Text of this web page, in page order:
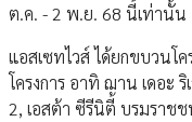
ต.ค. - 2 พ.ย. 68 นี้เท่านั้น
แอสเซทไวส์ ได้ยกขบวนโ
โครงการ อาทิ ฌาน เดอะ
2, เอสต้า ซีรีนิตี้ บรมราช